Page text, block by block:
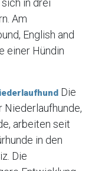
in drei
Am
English and
einer Hündin
Die
Niederlaufhunde,
arbeiten seit
in den
Die